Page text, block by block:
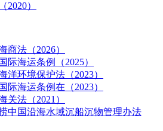
2020）
商法（2026）
际海运条例（2025）
洋环境保护法（2023）
际海运条例在（2023）
关法（2021）
中国沿海水域沉船沉物管理办法